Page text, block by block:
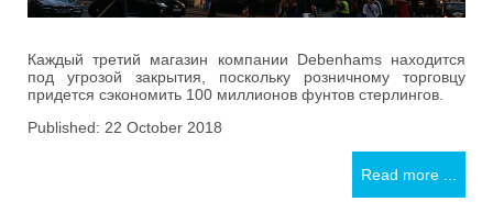
Каждый третий магазин компании Debenhams находится
под угрозой закрытия, поскольку розничному торговцу
придется сэкономить 100 миллионов фунтов стерлингов.
Published: 22 October 2018
Read more ...